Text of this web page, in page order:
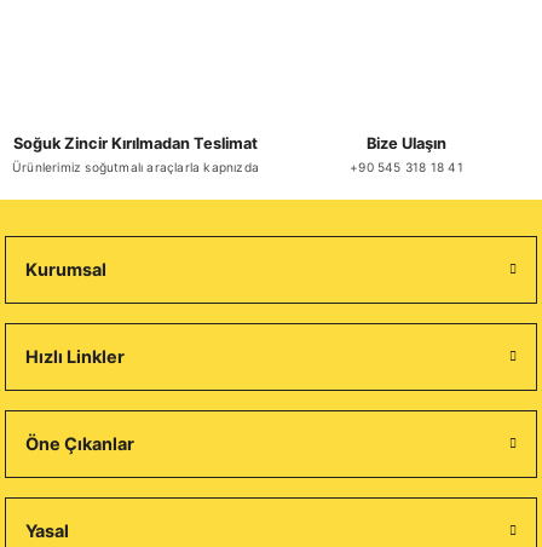
Soğuk Zincir Kırılmadan Teslimat
Ürünlerimiz soğutmalı araçlarla kapnızda
Bize Ulaşın
+90 545 318 18 41
Kurumsal
Hızlı Linkler
Öne Çıkanlar
Yasal